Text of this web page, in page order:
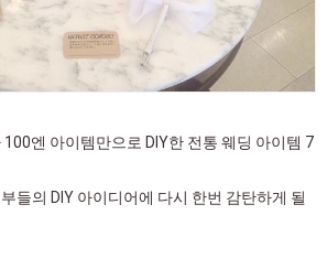
엔 아이템만으로 DIY한 전통 웨딩 아이템 7
들의 DIY 아이디어에 다시 한번 감탄하게 될